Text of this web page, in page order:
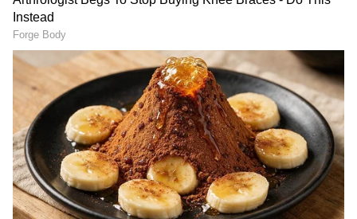
Image Credit :
32 ಕಿಮೀ ಸವಾಲು: ಶ್ರಮ, ಧೈರ್ಯ ಮತ್ತು ಸಾಧನೆ
ಮೇ 7ರಂದು, ಈ ದಂಪತಿಗಳು ಶ್ರೀಲಂಕಾದ
ತಲೈಮನ್ನಾರ್‌ನಿಂದ ನಿಂದ ಬೆಳಿಗ್ಗೆ 4:30ರ ಸುಮಾರಿಗೆ ತಮ್ಮ
ಸಾಹಸಮಯ ಈಜನ್ನು ಆರಂಭಿಸಿದರು. ಪಾಕ್